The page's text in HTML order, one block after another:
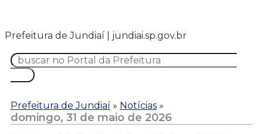
Prefeitura de Jundiaí | jundiai.sp.gov.br
Prefeitura de Jundiaí » Notícias »
domingo, 31 de maio de 2026